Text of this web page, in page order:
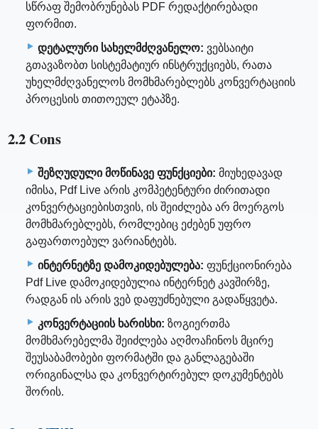
სწრაფ შემობრუნებას PDF რედაქტირებადი
ფორმით.
დეტალური სახელმძღვანელო: ვებსაიტი
გთავაზობთ სისტემატიურ ინსტრუქციებს, რათა
უხელმძღვანელოს მომხმარებლებს კონვერტაციის
პროცესის თითოეულ ეტაპზე.
2.2 Cons
შეზღუდული მოწინავე ფუნქციები: მიუხედავად
იმისა, Pdf Live არის კომპეტენტური ძირითადი
კონვერტაციებისთვის, ის შეიძლება არ მოერგოს
მომხმარებლებს, რომლებიც ეძებენ უფრო
გაფართოებულ ვარიანტებს.
ინტერნეტზე დამოკიდებულება: ფუნქციონირება
Pdf Live დამოკიდებულია ინტერნეტ კავშირზე,
რადგან ის არის ვებ დაფუძნებული გადაწყვეტა.
კონვერტაციის ხარისხი: ზოგიერთმა
მომხმარებელმა შეიძლება აღმოაჩინოს მცირე
შეუსაბამობები ფორმატში და განლაგებაში
ორიგინალსა და კონვერტირებულ დოკუმენტებს
შორის.